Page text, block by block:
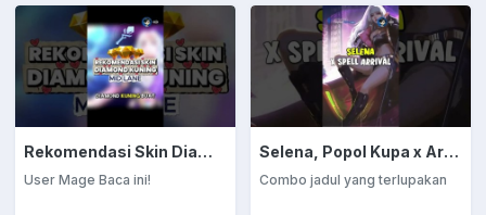
Rekomendasi Skin Diamond Kuning: Mage
User Mage Baca ini!
Selena, Popol Kupa x Arrival
Combo jadul yang terlupakan